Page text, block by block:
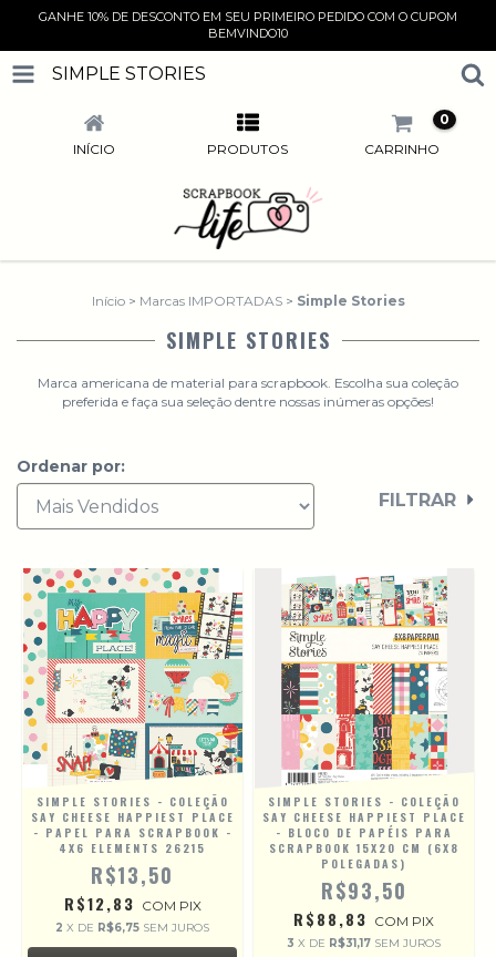
GANHE 10% DE DESCONTO EM SEU PRIMEIRO PEDIDO COM O CUPOM
BEMVINDO10
SIMPLE STORIES
INÍCIO PRODUTOS CARRINHO
0
Início > Marcas IMPORTADAS > Simple Stories
SIMPLE STORIES
Marca americana de material para scrapbook. Escolha sua coleção
preferida e faça sua seleção dentre nossas inúmeras opções!
Ordenar por:
FILTRAR
SIMPLE STORIES - COLEÇÃO
SAY CHEESE HAPPIEST PLACE
- PAPEL PARA SCRAPBOOK -
4X6 ELEMENTS 26215
R$13,50
R$12,83 COM PIX
2 X DE R$6,75 SEM JUROS
SIMPLE STORIES - COLEÇÃO
SAY CHEESE HAPPIEST PLACE
- BLOCO DE PAPÉIS PARA
SCRAPBOOK 15X20 CM (6X8
POLEGADAS)
R$93,50
R$88,83 COM PIX
3 X DE R$31,17 SEM JUROS